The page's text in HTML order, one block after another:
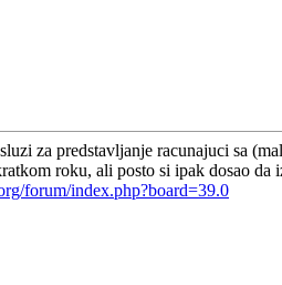
za predstavljanje racunajuci sa
roku, ali posto si ipak dosao
forum/index.php?board=39.0